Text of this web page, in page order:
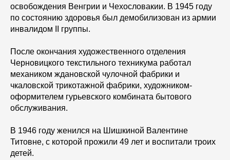
освобождения Венгрии и Чехословакии. В 1945 году
по состоянию здоровья был демобилизован из армии
инвалидом II группы.
После окончания художественного отделения
Черновицкого текстильного техникума работал
механиком ждановской чулочной фабрики и
чкаловской трикотажной фабрики, художником-
оформителем гурьевского комбината бытового
обслуживания.
В 1946 году женился на Шишкиной Валентине
Титовне, с которой прожили 49 лет и воспитали троих
детей.